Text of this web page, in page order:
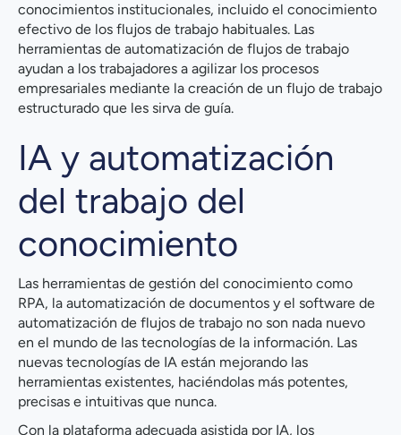
conocimientos institucionales, incluido el conocimiento
efectivo de los flujos de trabajo habituales. Las
herramientas de automatización de flujos de trabajo
ayudan a los trabajadores a agilizar los procesos
empresariales mediante la creación de un flujo de trabajo
estructurado que les sirva de guía.
IA y automatización
del trabajo del
conocimiento
Las herramientas de gestión del conocimiento como
RPA, la automatización de documentos y el software de
automatización de flujos de trabajo no son nada nuevo
en el mundo de las tecnologías de la información. Las
nuevas tecnologías de IA están mejorando las
herramientas existentes, haciéndolas más potentes,
precisas e intuitivas que nunca.
Con la plataforma adecuada asistida por IA, los